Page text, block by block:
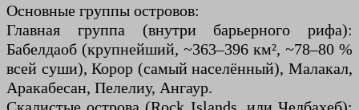
Основные группы островов:
Главная группа (внутри барьерного рифа):
Бабелдаоб (крупнейший, ~363–396 км², ~78–80 %
всей суши), Корор (самый населённый), Малакал,
Аракабесан, Пелелиу, Ангаур.
Скалистые острова (Rock Islands, или Челбахеб):